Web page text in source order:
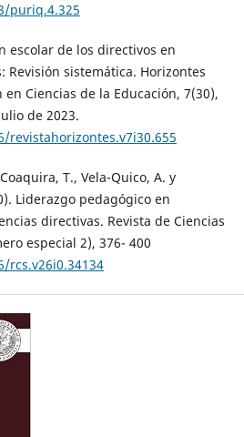
puriq.4.325
escolar de los directivos en
Revisión sistemática. Horizontes
Ciencias de la Educación, 7(30),
de 2023.
T., Vela-Quico, A. y
Liderazgo pedagógico en
directivas. Revista de Ciencias
especial 2), 376- 400
rcs.v26i0.34134